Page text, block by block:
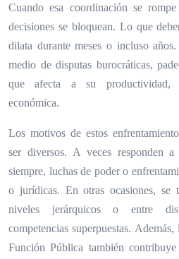
Cuando esa coordinación se
decisiones se bloquean. Lo que
dilata durante meses o incluso
medio de disputas burocráticas,
que afecta a su productividad,
económica.
Los motivos de estos
ser diversos. A veces responden a
siempre, luchas de poder o
o jurídicas. En otras ocasiones, se
niveles jerárquicos o entre
competencias superpuestas.
Función Pública también